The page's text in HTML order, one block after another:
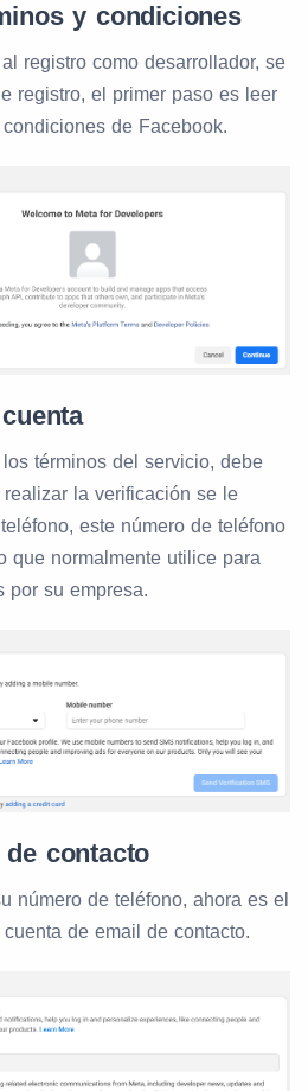
y condiciones
registro como desarrollador, se
registro, el primer paso es leer
de Facebook.
términos del servicio, debe
la verificación se le
este número de teléfono
que normalmente utilice para
por su empresa.
de contacto
número de teléfono, ahora es el
de email de contacto.